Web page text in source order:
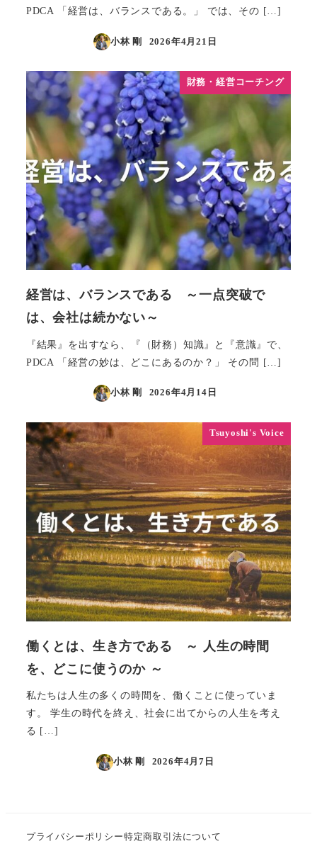
PDCA 「経営は、バランスである。」 では、その […]
小林 剛
投稿日
2026年4月21日
財務・経営コーチング
経営は、バランスである ～一点突破で
は、会社は続かない～
『結果』を出すなら、『（財務）知識』と『意識』で、
PDCA 「経営の妙は、どこにあるのか？」 その問 […]
小林 剛
投稿日
2026年4月14日
Tsuyoshi's Voice
働くとは、生き方である ～ 人生の時間
を、どこに使うのか ～
私たちは人生の多くの時間を、働くことに使っていま
す。 学生の時代を終え、社会に出てからの人生を考え
る […]
小林 剛
投稿日
2026年4月7日
プライバシーポリシー特定商取引法について